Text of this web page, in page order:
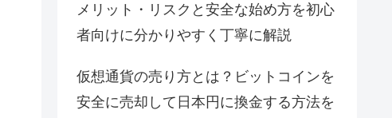
メリット・リスクと安全な始め方を初心
者向けに分かりやすく丁寧に解説
仮想通貨の売り方とは？ビットコインを
安全に売却して日本円に換金する方法を